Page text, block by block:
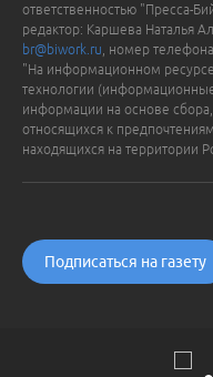
ответственностью "Пресса-
редактор: Каршева Наталья
br@biwork.ru , номер
"На информационном
технологии
информации на основе сбора,
относящихся к
находящихся на территории
Подписаться на газету